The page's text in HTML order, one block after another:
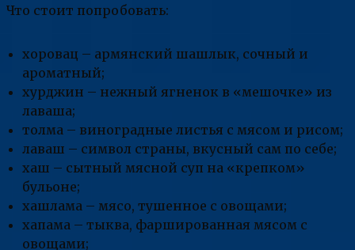
Что стоит попробовать:
хоровац – армянский шашлык, сочный и
ароматный;
хурджин – нежный ягненок в «мешочке» из
лаваша;
толма – виноградные листья с мясом и рисом;
лаваш – символ страны, вкусный сам по себе;
хаш – сытный мясной суп на «крепком»
бульоне;
хашлама – мясо, тушенное с овощами;
хапама – тыква, фаршированная мясом с
овощами;